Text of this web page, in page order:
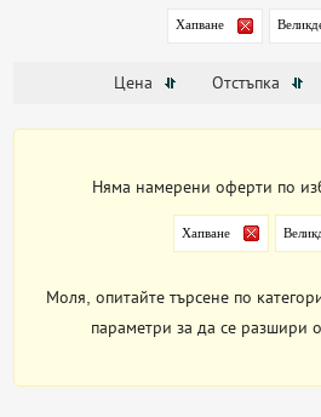
Хапване
Цена Отстъпка
Няма намерени оферти по
Хапване
Моля, опитайте търсене по
параметри за да се разшири